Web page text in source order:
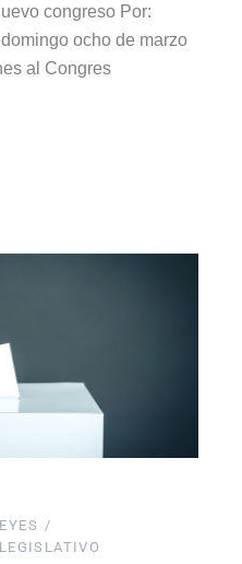
congreso Por:
ocho de marzo
al Congres